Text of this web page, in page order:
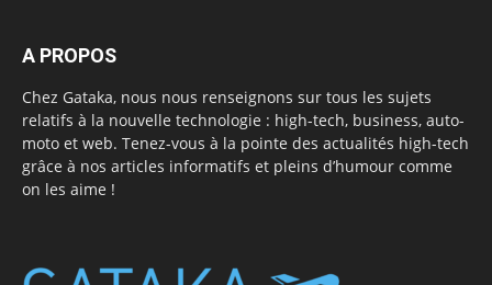
A PROPOS
Chez Gataka, nous nous renseignons sur tous les sujets
relatifs à la nouvelle technologie : high-tech, business, auto-
moto et web. Tenez-vous à la pointe des actualités high-tech
grâce à nos articles informatifs et pleins d’humour comme
on les aime !